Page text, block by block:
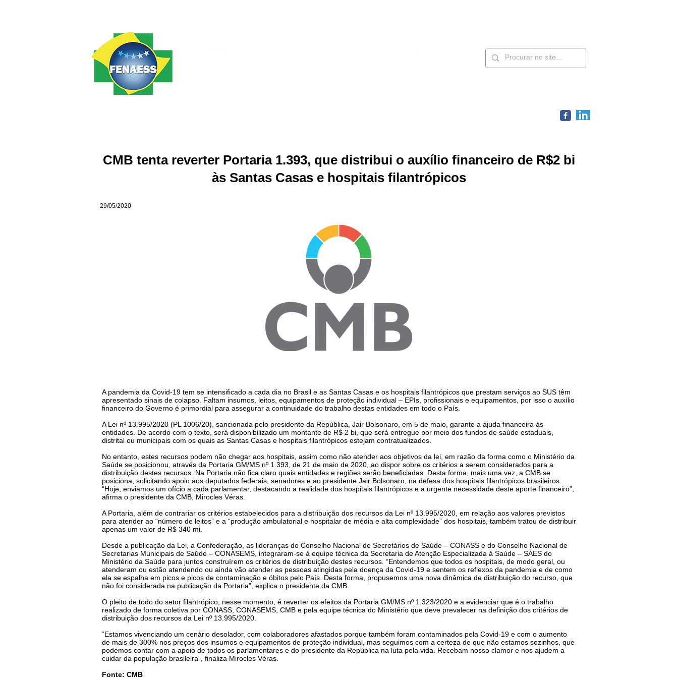
CMB tenta reverter Portaria 1.393, que distribui o auxílio financeiro de R$2 bi
às Santas Casas e hospitais filantrópicos
29/05/2020
A pandemia da Covid-19 tem se intensificado a cada dia no Brasil e as Santas Casas e os hospitais filantrópicos que prestam serviços ao SUS têm
apresentado sinais de colapso. Faltam insumos, leitos, equipamentos de proteção individual – EPIs, profissionais e equipamentos, por isso o auxílio
financeiro do Governo é primordial para assegurar a continuidade do trabalho destas entidades em todo o País.
A Lei nº 13.995/2020 (PL 1006/20), sancionada pelo presidente da República, Jair Bolsonaro, em 5 de maio, garante a ajuda financeira às
entidades. De acordo com o texto, será disponibilizado um montante de R$ 2 bi, que será entregue por meio dos fundos de saúde estaduais,
distrital ou municipais com os quais as Santas Casas e hospitais filantrópicos estejam contratualizados.
No entanto, estes recursos podem não chegar aos hospitais, assim como não atender aos objetivos da lei, em razão da forma como o Ministério da
Saúde se posicionou, através da Portaria GM/MS nº 1.393, de 21 de maio de 2020, ao dispor sobre os critérios a serem considerados para a
distribuição destes recursos. Na Portaria não fica claro quais entidades e regiões serão beneficiadas. Desta forma, mais uma vez, a CMB se
posiciona, solicitando apoio aos deputados federais, senadores e ao presidente Jair Bolsonaro, na defesa dos hospitais filantrópicos brasileiros.
“Hoje, enviamos um ofício a cada parlamentar, destacando a realidade dos hospitais filantrópicos e a urgente necessidade deste aporte financeiro”,
afirma o presidente da CMB, Mirocles Véras.
A Portaria, além de contrariar os critérios estabelecidos para a distribuição dos recursos da Lei nº 13.995/2020, em relação aos valores previstos
para atender ao “número de leitos” e a “produção ambulatorial e hospitalar de média e alta complexidade” dos hospitais, também tratou de distribuir
apenas um valor de R$ 340 mi.
Desde a publicação da Lei, a Confederação, as lideranças do Conselho Nacional de Secretários de Saúde – CONASS e do Conselho Nacional de
Secretarias Municipais de Saúde – CONASEMS, integraram-se à equipe técnica da Secretaria de Atenção Especializada à Saúde – SAES do
Ministério da Saúde para juntos construírem os critérios de distribuição destes recursos. “Entendemos que todos os hospitais, de modo geral, ou
atenderam ou estão atendendo ou ainda vão atender as pessoas atingidas pela doença da Covid-19 e sentem os reflexos da pandemia e de como
ela se espalha em picos e picos de contaminação e óbitos pelo País. Desta forma, propusemos uma nova dinâmica de distribuição do recurso, que
não foi considerada na publicação da Portaria”, explica o presidente da CMB.
O pleito de todo do setor filantrópico, nesse momento, é reverter os efeitos da Portaria GM/MS nº 1.323/2020 e a evidenciar que é o trabalho
realizado de forma coletiva por CONASS, CONASEMS, CMB e pela equipe técnica do Ministério que deve prevalecer na definição dos critérios de
distribuição dos recursos da Lei nº 13.995/2020.
“Estamos vivenciando um cenário desolador, com colaboradores afastados porque também foram contaminados pela Covid-19 e com o aumento
de mais de 300% nos preços dos insumos e equipamentos de proteção individual, mas seguimos com a certeza de que não estamos sozinhos, que
podemos contar com a apoio de todos os parlamentares e do presidente da República na luta pela vida. Recebam nosso clamor e nos ajudem a
cuidar da população brasileira”, finaliza Mirocles Véras.
Fonte: CMB